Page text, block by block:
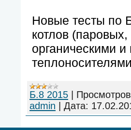
Новые тесты по
котлов
органическими
Б.8 2015
admin
Дата: